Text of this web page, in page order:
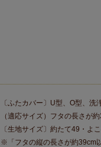
〔ふたカバー〕U型、O型、洗
（適応サイズ）フタの長さが
〔生地サイズ〕約たて49・よ
※「フタの縦の長さが約39cm